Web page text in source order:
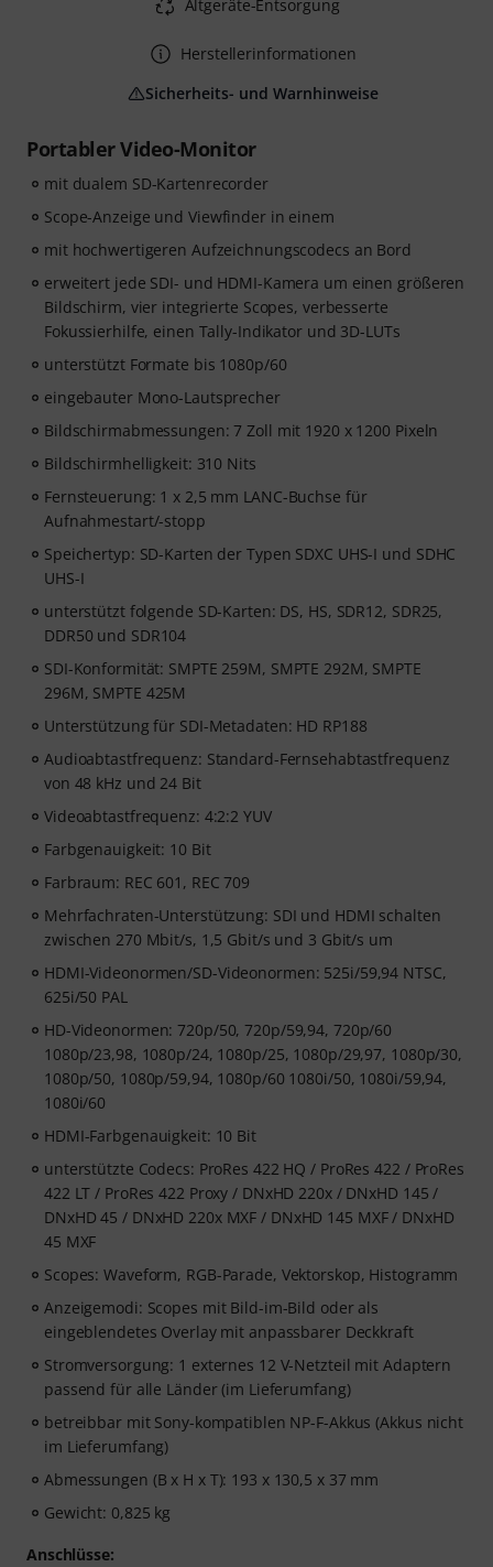
Portabler Video-Monitor
mit dualem SD-Kartenrecorder
Scope-Anzeige und Viewfinder in einem
mit hochwertigeren Aufzeichnungscodecs an Bord
erweitert jede SDI- und HDMI-Kamera um einen größeren
Bildschirm, vier integrierte Scopes, verbesserte
Fokussierhilfe, einen Tally-Indikator und 3D-LUTs
unterstützt Formate bis 1080p/60
eingebauter Mono-Lautsprecher
Bildschirmabmessungen: 7 Zoll mit 1920 x 1200 Pixeln
Bildschirmhelligkeit: 310 Nits
Fernsteuerung: 1 x 2,5 mm LANC-Buchse für
Aufnahmestart/-stopp
Speichertyp: SD-Karten der Typen SDXC UHS-I und SDHC
UHS-I
unterstützt folgende SD-Karten: DS, HS, SDR12, SDR25,
DDR50 und SDR104
SDI-Konformität: SMPTE 259M, SMPTE 292M, SMPTE
296M, SMPTE 425M
Unterstützung für SDI-Metadaten: HD RP188
Audioabtastfrequenz: Standard-Fernsehabtastfrequenz
von 48 kHz und 24 Bit
Videoabtastfrequenz: 4:2:2 YUV
Farbgenauigkeit: 10 Bit
Farbraum: REC 601, REC 709
Mehrfachraten-Unterstützung: SDI und HDMI schalten
zwischen 270 Mbit/s, 1,5 Gbit/s und 3 Gbit/s um
HDMI-Videonormen/SD-Videonormen: 525i/59,94 NTSC,
625i/50 PAL
HD-Videonormen: 720p/50, 720p/59,94, 720p/60
1080p/23,98, 1080p/24, 1080p/25, 1080p/29,97, 1080p/30,
1080p/50, 1080p/59,94, 1080p/60 1080i/50, 1080i/59,94,
1080i/60
HDMI-Farbgenauigkeit: 10 Bit
unterstützte Codecs: ProRes 422 HQ / ProRes 422 / ProRes
422 LT / ProRes 422 Proxy / DNxHD 220x / DNxHD 145 /
DNxHD 45 / DNxHD 220x MXF / DNxHD 145 MXF / DNxHD
45 MXF
Scopes: Waveform, RGB-Parade, Vektorskop, Histogramm
Anzeigemodi: Scopes mit Bild-im-Bild oder als
eingeblendetes Overlay mit anpassbarer Deckkraft
Stromversorgung: 1 externes 12 V-Netzteil mit Adaptern
passend für alle Länder (im Lieferumfang)
betreibbar mit Sony-kompatiblen NP-F-Akkus (Akkus nicht
im Lieferumfang)
Abmessungen (B x H x T): 193 x 130,5 x 37 mm
Gewicht: 0,825 kg
Anschlüsse:
Altgeräte-Entsorgung
Herstellerinformationen
Sicherheits- und Warnhinweise